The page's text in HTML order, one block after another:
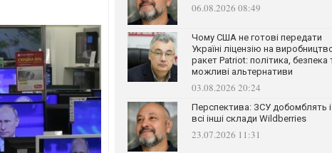
06.08.2026 08:49
Чому США не готові передати
Україні ліцензію на
ракет Patriot: політика, безпека
можливі альтернативи
03.08.2026 20:24
Перспектива: ЗСУ добомблять і
всі інші склади Wildberries
23.07.2026 11:31